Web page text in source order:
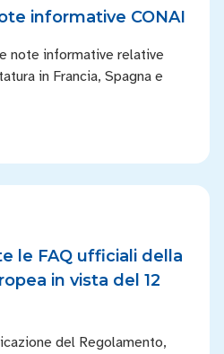
informative CONAI
note informative relative
in Francia, Spagna e
le FAQ ufficiali della
in vista del 12
del Regolamento,